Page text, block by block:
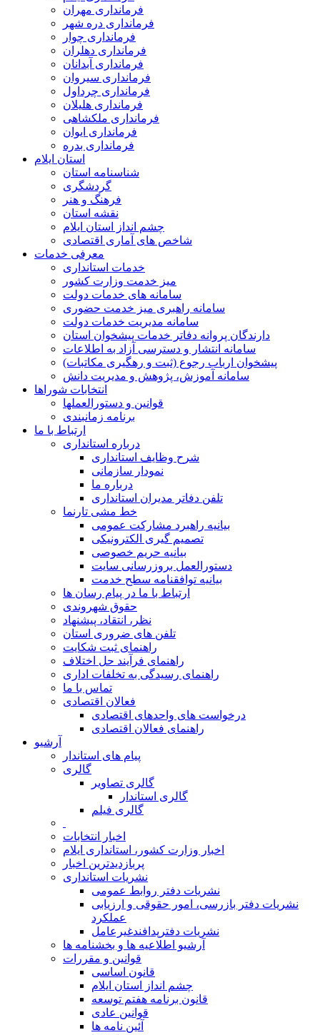
فرمانداری مهران
فرمانداری دره شهر
فرمانداری چوار
فرمانداری دهلران
فرمانداری آبدانان
فرمانداری سیروان
فرمانداری چرداول
فرمانداری هلیلان
فرمانداری ملکشاهی
فرمانداری ایوان
فرمانداری بدره
استان ایلام
شناسنامه استان
گردشگری
فرهنگ و هنر
نقشه استان
چشم انداز استان ایلام
شاخص های آماری اقتصادی
معرفی خدمات
خدمات استانداری
میز خدمت وزارت کشور
سامانه های خدمات دولت
سامانه راهبری میز خدمت حضوری
سامانه مدیریت خدمات دولت
دارندگان پروانه دفاتر خدمات پیشخوان استان
سامانه انتشار و دسترسی آزاد به اطلاعات
پیشخوان ارباب رجوع (ثبت و رهگیری مکاتبات)
سامانه آموزش، پژوهش و مدیریت دانش
انتخابات شوراها
قوانین و دستورالعملها
برنامه زمانبندی
ارتباط با ما
درباره استانداری
شرح وظایف استانداری
نمودار سازمانی
درباره ما
تلفن دفاتر مدیران استانداری
خط مشی تارنما
بیانیه راهبرد مشارکت عمومی
تصمیم گیری الکترونیکی
بیانیه حریم خصوصی
دستورالعمل بروزرسانی سایت
بیانیه توافقنامه سطح خدمت
ارتباط با ما در پیام رسان ها
حقوق شهروندی
نظر، انتقاد، پیشنهاد
تلفن های ضروری استان
راهنمای ثبت شکایت
راهنمای فرآیند حل اختلاف
راهنمای رسیدگی به تخلفات اداری
تماس با ما
فعالان اقتصادی
درخواست های واحدهای اقتصادی
راهنمای فعالان اقتصادی
آرشیو
پیام های استاندار
گالری
گالری تصاویر
گالری استاندار
گالری فیلم
اخبار انتخابات
اخبار وزارت کشور، استانداری ایلام
پربازدیدترین اخبار
نشریات استانداری
نشریات دفتر روابط عمومی
نشريات دفتر بازرسی، امور حقوقی و ارزيابی
عملکرد
نشريات دفترپدافندغيرعامل
آرشیو اطلاعیه ها و بخشنامه ها
قوانین و مقررات
قانون اساسی
چشم انداز استان ایلام
قانون برنامه هفتم توسعه
قوانین عادی
آئین نامه ها